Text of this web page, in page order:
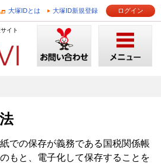
大塚IDとは 大塚ID新規登録 ログイン
イト
での保存が義務である国税関係帳
もと、電子化して保存することを